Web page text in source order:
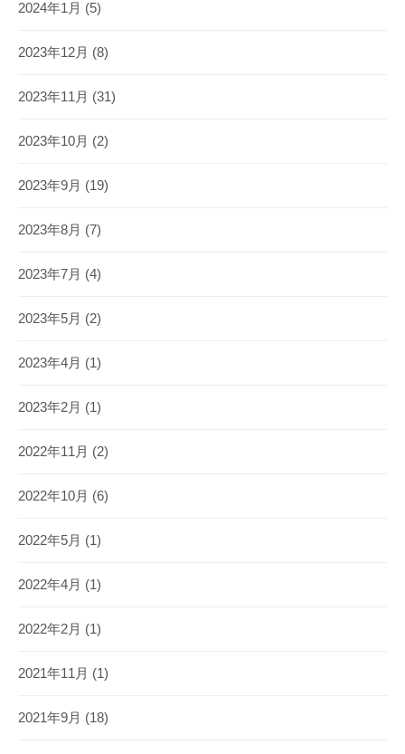
2024年1月 (5)
2023年12月 (8)
2023年11月 (31)
2023年10月 (2)
2023年9月 (19)
2023年8月 (7)
2023年7月 (4)
2023年5月 (2)
2023年4月 (1)
2023年2月 (1)
2022年11月 (2)
2022年10月 (6)
2022年5月 (1)
2022年4月 (1)
2022年2月 (1)
2021年11月 (1)
2021年9月 (18)